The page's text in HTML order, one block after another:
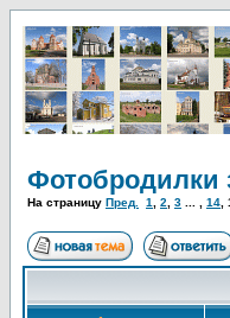
Фотобродилки
На страницу Пред. 1 2 3 14